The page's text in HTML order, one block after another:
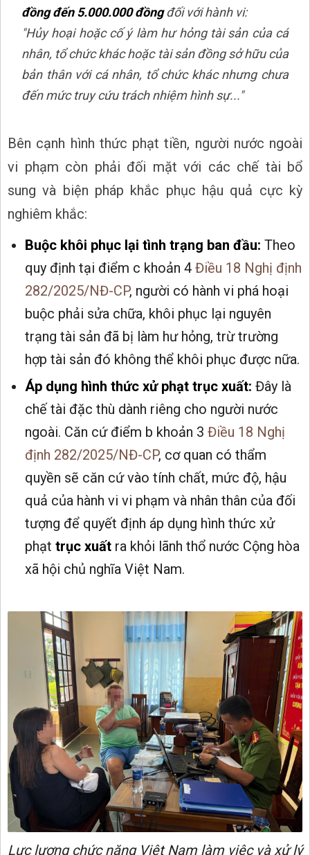
đồng đến 5.000.000 đồngđối với hành vi:
"Hủy hoại hoặc cố ý làm hư hỏng tài sản của cá
nhân, tổ chức khác hoặc tài sản đồng sở hữu của
bản thân với cá nhân, tổ chức khác nhưng chưa
đến mức truy cứu trách nhiệm hình sự..."
Bên cạnh hình thức phạt tiền, người nước ngoài
vi phạm còn phải đối mặt với các chế tài bổ
sung và biện pháp khắc phục hậu quả cực kỳ
nghiêm khắc:
Buộc khôi phục lại tình trạng ban đầu: Theo
quy định tại điểm c khoản 4 Điều 18 Nghị định
282/2025/NĐ-CP, người có hành vi phá hoại
buộc phải sửa chữa, khôi phục lại nguyên
trạng tài sản đã bị làm hư hỏng, trừ trường
hợp tài sản đó không thể khôi phục được nữa.
Áp dụng hình thức xử phạt trục xuất: Đây là
chế tài đặc thù dành riêng cho người nước
ngoài. Căn cứ điểm b khoản 3 Điều 18 Nghị
định 282/2025/NĐ-CP, cơ quan có thẩm
quyền sẽ căn cứ vào tính chất, mức độ, hậu
quả của hành vi vi phạm và nhân thân của đối
tượng để quyết định áp dụng hình thức xử
phạt trục xuất ra khỏi lãnh thổ nước Cộng hòa
xã hội chủ nghĩa Việt Nam.
Lực lượng chức năng Việt Nam làm việc và xử lý